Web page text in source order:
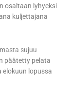
osaltaan lyhyeksi
kuljettajana
sujuu
päätetty pelata
elokuun lopussa